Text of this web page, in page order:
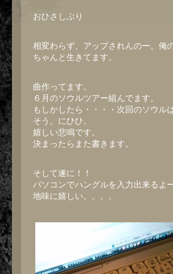
ー
ト
版、
り
に
あ
る
ゅ
う。
は
おひさしぶり
相変わらず、アップされんのー。俺
ちゃんと生きてます。
曲作ってます。
６月のソウルツアー組んでます。
もしかしたら・・・・次回のソウル
そう。にひひ。
嬉しい悲鳴です。
決まったらまた書きます。
そして遂に！！
パソコンでハングルを入力出来るよ
地味に嬉しい。。。。